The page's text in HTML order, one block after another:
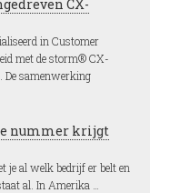
CX-
in Customer
met de storm® CX-
samenwerking
nummer krijgt
je al welk bedrijf er belt en
al. In Amerika …